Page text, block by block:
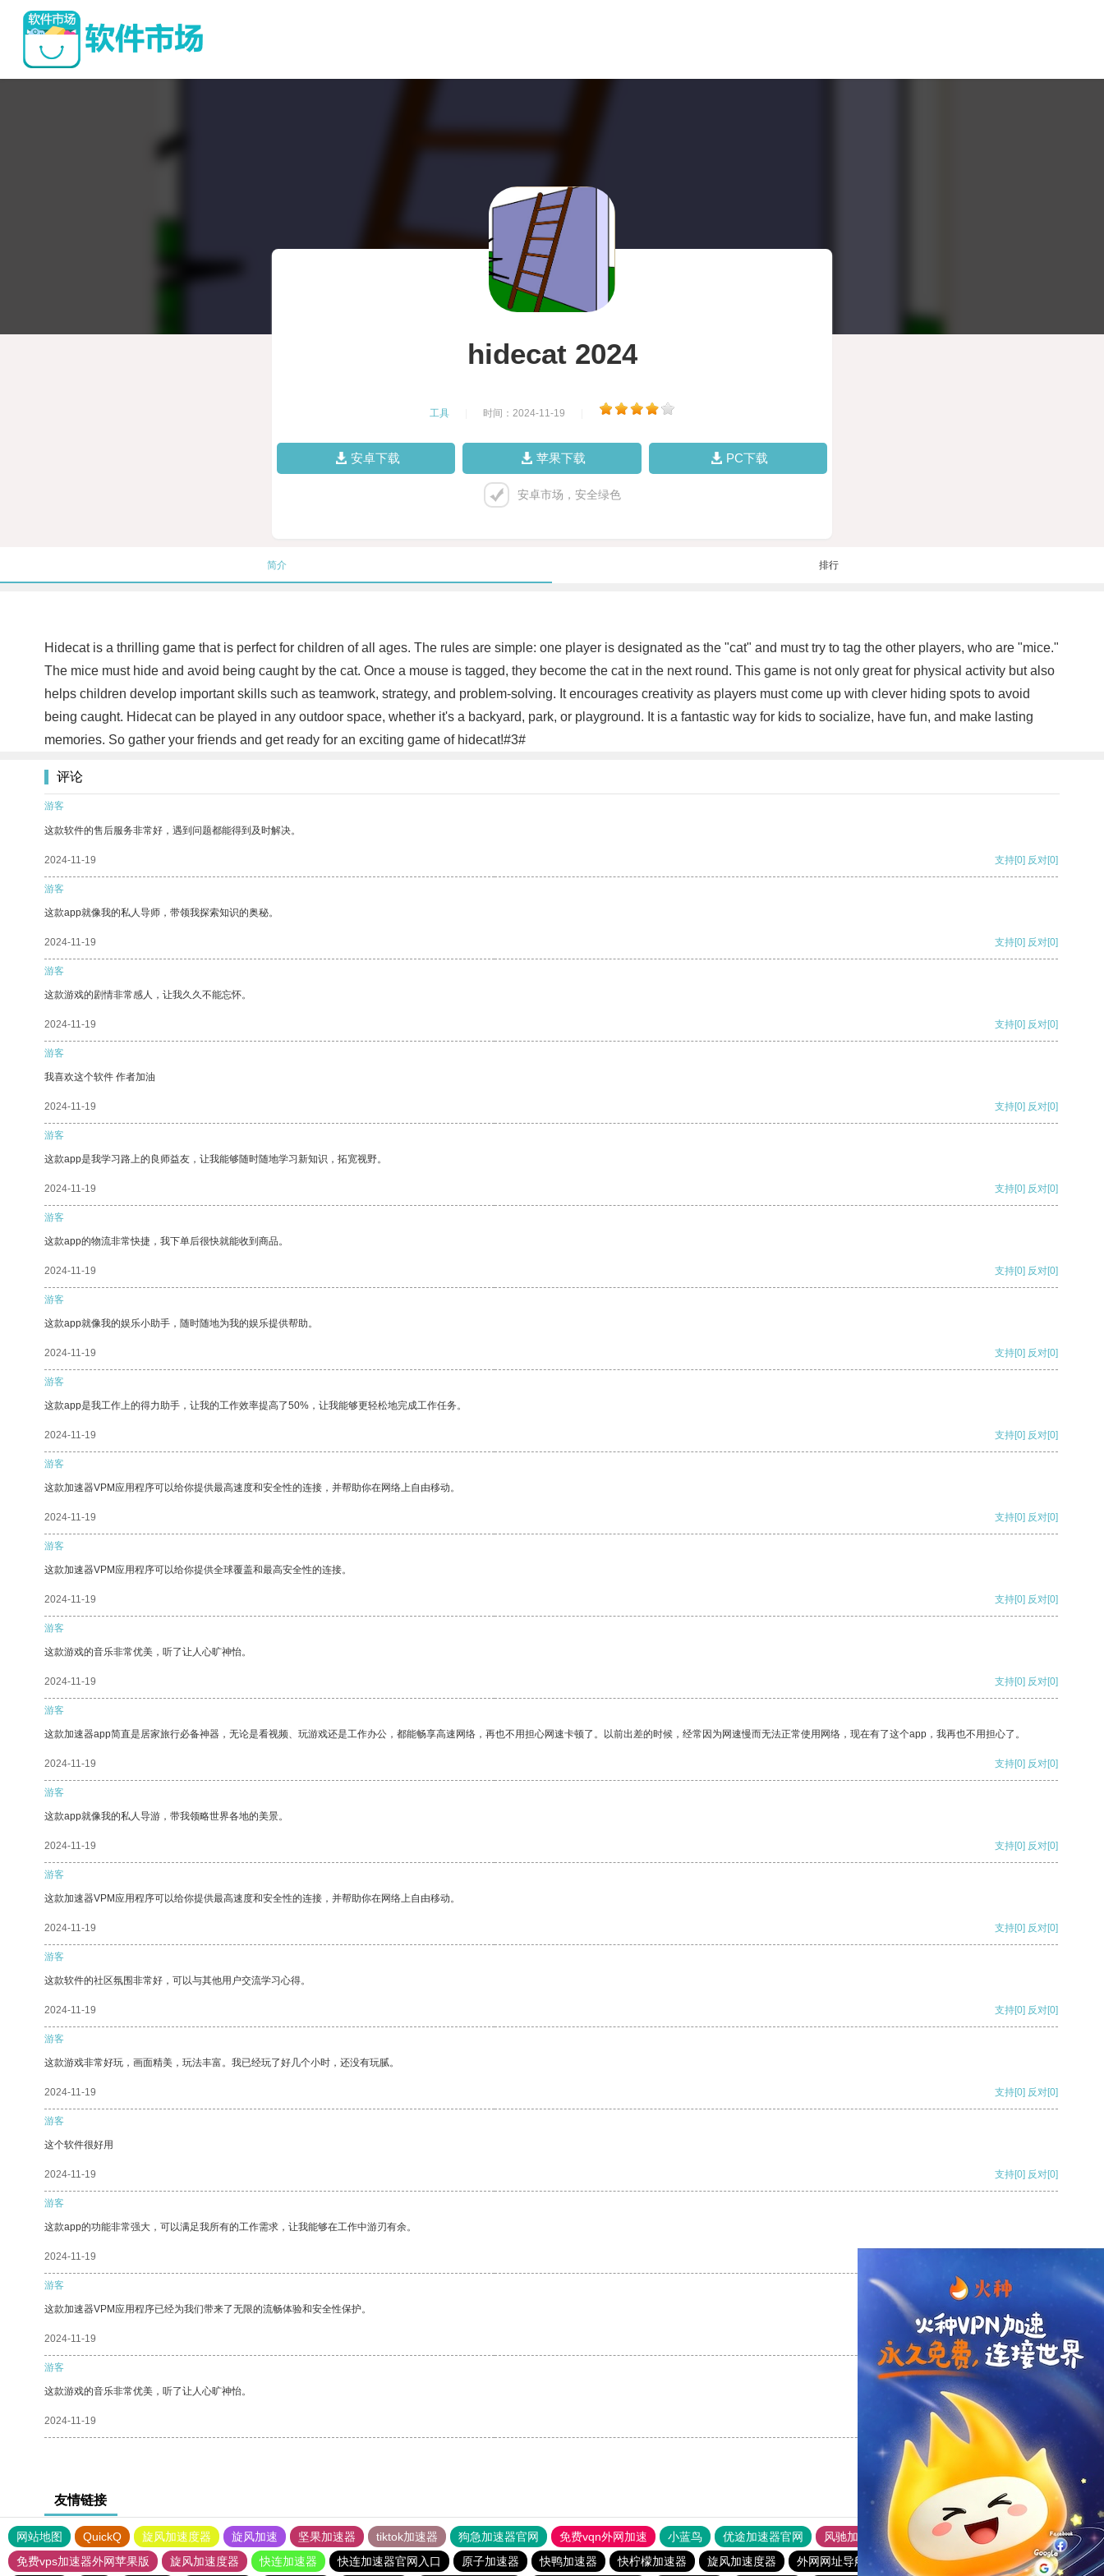
hidecat 2024
工具 时间：2024-11-19
安卓下载 苹果下载 PC下载
安卓市场，安全绿色
简介 排行
Hidecat is a thrilling game that is perfect for children of all ages. The rules are simple: one player is designated as the "cat" and must try to tag the other players, who are "mice."
The mice must hide and avoid being caught by the cat. Once a mouse is tagged, they become the cat in the next round. This game is not only great for physical activity but also
helps children develop important skills such as teamwork, strategy, and problem-solving. It encourages creativity as players must come up with clever hiding spots to avoid
being caught. Hidecat can be played in any outdoor space, whether it's a backyard, park, or playground. It is a fantastic way for kids to socialize, have fun, and make lasting
memories. So gather your friends and get ready for an exciting game of hidecat!#3#
评论
游客
这款软件的售后服务非常好，遇到问题都能得到及时解决。
2024-11-19 支持[0] 反对[0]
游客
这款app就像我的私人导师，带领我探索知识的奥秘。
2024-11-19 支持[0] 反对[0]
游客
这款游戏的剧情非常感人，让我久久不能忘怀。
2024-11-19 支持[0] 反对[0]
游客
我喜欢这个软件 作者加油
2024-11-19 支持[0] 反对[0]
游客
这款app是我学习路上的良师益友，让我能够随时随地学习新知识，拓宽视野。
2024-11-19 支持[0] 反对[0]
游客
这款app的物流非常快捷，我下单后很快就能收到商品。
2024-11-19 支持[0] 反对[0]
游客
这款app就像我的娱乐小助手，随时随地为我的娱乐提供帮助。
2024-11-19 支持[0] 反对[0]
游客
这款app是我工作上的得力助手，让我的工作效率提高了50%，让我能够更轻松地完成工作任务。
2024-11-19 支持[0] 反对[0]
游客
这款加速器VPM应用程序可以给你提供最高速度和安全性的连接，并帮助你在网络上自由移动。
2024-11-19 支持[0] 反对[0]
游客
这款加速器VPM应用程序可以给你提供全球覆盖和最高安全性的连接。
2024-11-19 支持[0] 反对[0]
游客
这款游戏的音乐非常优美，听了让人心旷神怡。
2024-11-19 支持[0] 反对[0]
游客
这款加速器app简直是居家旅行必备神器，无论是看视频、玩游戏还是工作办公，都能畅享高速网络，再也不用担心网速卡顿了。以前出差的时候，经常因为网速慢而无法正常使用网络，现在有了这个app，我再也不用担心了。
2024-11-19 支持[0] 反对[0]
游客
这款app就像我的私人导游，带我领略世界各地的美景。
2024-11-19 支持[0] 反对[0]
游客
这款加速器VPM应用程序可以给你提供最高速度和安全性的连接，并帮助你在网络上自由移动。
2024-11-19 支持[0] 反对[0]
游客
这款软件的社区氛围非常好，可以与其他用户交流学习心得。
2024-11-19 支持[0] 反对[0]
游客
这款游戏非常好玩，画面精美，玩法丰富。我已经玩了好几个小时，还没有玩腻。
2024-11-19 支持[0] 反对[0]
游客
这个软件很好用
2024-11-19 支持[0] 反对[0]
游客
这款app的功能非常强大，可以满足我所有的工作需求，让我能够在工作中游刃有余。
2024-11-19
游客
这款加速器VPM应用程序已经为我们带来了无限的流畅体验和安全性保护。
2024-11-19 支持 [0] 反对 [0]
游客
这款游戏的音乐非常优美，听了让人心旷神怡。
2024-11-19 支持
友情链接
网站地图 QuickQ 旋风加速度器 旋风加速 坚果加速器 tiktok加速器 狗急加速器官网 免费vqn外网加速 小蓝鸟 优途加速器官网 风驰加速器
旋风加速器
免费vps加速器外网苹果版
旋风加速度器 快连加速器 快连加速器官网入口 原子加速器 快鸭加速器 快柠檬加速器 旋风加速度器 外网网址导航 软件中心 雷霆加速 狂飙加速器